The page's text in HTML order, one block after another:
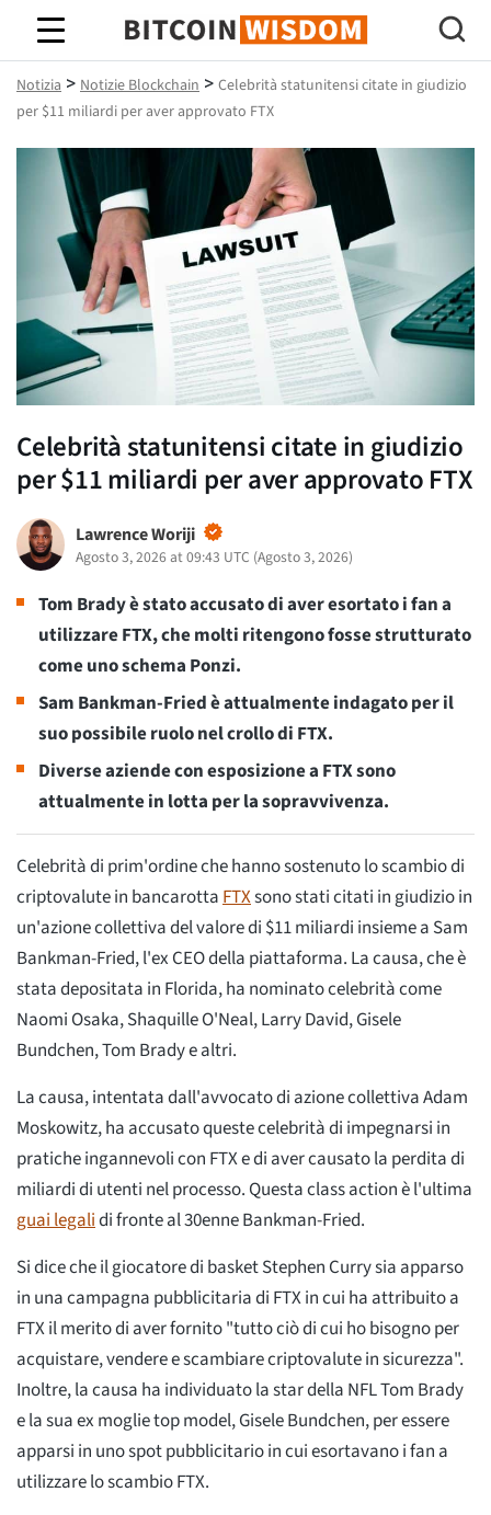
Saggezza Bitcoin
Notizia > Notizie Blockchain > Celebrità statunitensi citate in giudizio
per $11 miliardi per aver approvato FTX
Celebrità statunitensi citate in giudizio
per $11 miliardi per aver approvato FTX
Lawrence Woriji
Agosto 3, 2026 at 09:43 UTC (Agosto 3, 2026)
Tom Brady è stato accusato di aver esortato i fan a
utilizzare FTX, che molti ritengono fosse strutturato
come uno schema Ponzi.
Sam Bankman-Fried è attualmente indagato per il
suo possibile ruolo nel crollo di FTX.
Diverse aziende con esposizione a FTX sono
attualmente in lotta per la sopravvivenza.
Celebrità di prim'ordine che hanno sostenuto lo scambio di
criptovalute in bancarottaFTXsono stati citati in giudizio in
un'azione collettiva del valore di $11 miliardi insieme a Sam
Bankman-Fried, l'ex CEO della piattaforma. La causa, che è
stata depositata in Florida, ha nominato celebrità come
Naomi Osaka, Shaquille O'Neal, Larry David, Gisele
Bundchen, Tom Brady e altri.
La causa, intentata dall'avvocato di azione collettiva Adam
Moskowitz, ha accusato queste celebrità di impegnarsi in
pratiche ingannevoli con FTX e di aver causato la perdita di
miliardi di utenti nel processo. Questa class action è l'ultima
guai legalidi fronte al 30enne Bankman-Fried.
Si dice che il giocatore di basket Stephen Curry sia apparso
in una campagna pubblicitaria di FTX in cui ha attribuito a
FTX il merito di aver fornito "tutto ciò di cui ho bisogno per
acquistare, vendere e scambiare criptovalute in sicurezza".
Inoltre, la causa ha individuato la star della NFL Tom Brady
e la sua ex moglie top model, Gisele Bundchen, per essere
apparsi in uno spot pubblicitario in cui esortavano i fan a
utilizzare lo scambio FTX.